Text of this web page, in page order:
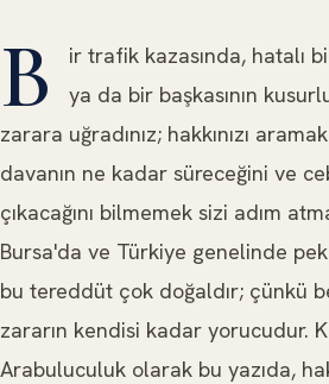
B
ir trafik kazasında, hatalı
ya da bir başkasının
zarara uğradınız; hakkınızı
davanın ne kadar süreceğini ve
çıkacağını bilmemek sizi adım
Bursa'da ve Türkiye genelinde pek
bu tereddüt çok doğaldır; çünkü
zararın kendisi kadar yorucudur.
Arabuluculuk olarak bu yazıda,